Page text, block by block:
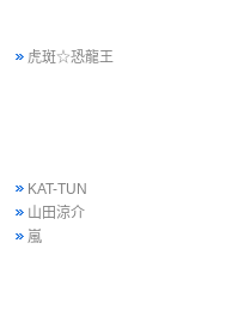
虎斑☆恐龍王
KAT-TUN
山田涼介
嵐